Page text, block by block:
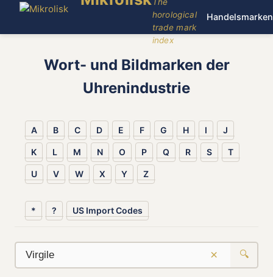
horological
trade mark
index
Handelsmarken
Wort- und Bildmarken der
Uhrenindustrie
A B C D E F G H I J
K L M N O P Q R S T
U V W X Y Z
* ? US Import Codes
× 🔍